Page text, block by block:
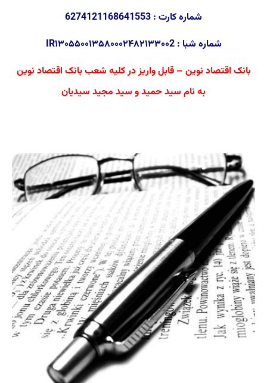
شماره کارت : 6274121168641553
شماره شبا : IR۱۳۰۵۵۰۰۱۳۵۸۰۰۰۲۴۸۲۱۳۳۰۰2
بانک اقتصاد نوین – قابل واریز در کلیه شعب بانک اقتصاد نوین
به نام سید حمید و سید مجید سیدیان